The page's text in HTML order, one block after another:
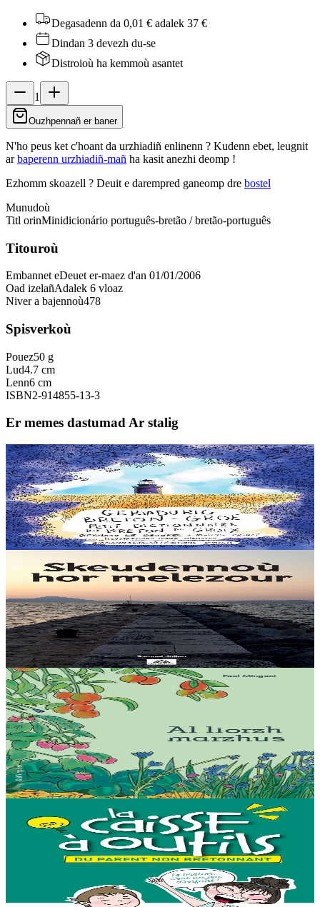
Degasadenn da 0,01 € adalek 37 €
Dindan 3 devezh du-se
Distroioù ha kemmoù asantet
1
Ouzhpennañ er baner
N'ho peus ket c'hoant da urzhiadiñ enlinenn ? Kudenn ebet, leugnit
arbaperenn urzhiadiñ-mañ ha kasit anezhi deomp !
Ezhomm skoazell ? Deuit e darempred ganeomp dre bostel
Munudoù
Titl orinMinidicionário português-bretão / bretão-português
Titouroù
Embannet eDeuet er-maez d'an 01/01/2006
Oad izelañAdalek 6 vloaz
Niver a bajennoù478
Spisverkoù
Pouez50 g
Lud4.7 cm
Lenn6 cm
ISBN2-914855-13-3
Er memes dastumad Ar stalig
6 vloaz hag ouzhpenn
Goater
Geriadurig Breton-Groe
Plijout a raio ar geriadur-mañ d’an holl re dedennet gant yezh ar vro.
Er stok20,00 €
Levr an Arzhez
Skeudennoù hor melezour
A bep seurt a vo kavet da lenn ganeoc’h en dastumadeg pennadou-
mañ bet skrivet gant Samuel Julien e-barzh ar gazetenn "Bremañ".
Er stok29,00 €
15 vloaz hag ouzhpenn
Bannoù-heol
Al liorzh marzhus
Un dastumad kronikennoù war al liorzhañ : penaos gounit legumaj
ha derc’hel ur bevliesseurted pinvidik el liorzh ? Danvez al levr-mañ
zo bet skrivet e...
Er stok18,00 €
18 vloaz hag ouzhpenn
Kuzul Skoazell Skol Diwan Sant-Brieg
La caisse à outils du parent non bretonnant
Ma’z oc’h gouest da lenn ar skrid-mañ, n’eo ket graet al levr-mañ
evidoc’h ! Met hep mar ebet e anavezit tud ha ne oaront ket
brezhoneg hag o deus skoliataet o...